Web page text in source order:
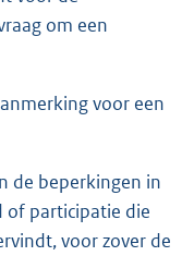
om een
voor een
de beperkingen in
of participatie die
voor zover de